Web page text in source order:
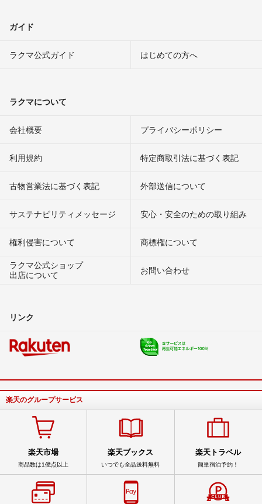
ガイド
ラクマ公式ガイド はじめての方へ
ラクマについて
会社概要 プライバシーポリシー
利用規約 特定商取引法に基づく表記
古物営業法に基づく表記 外部送信について
サステナビリティメッセージ 安心・安全のための取り組み
権利侵害について
商標権について
ラクマ公式ショップ
出店について
お問い合わせ
リンク
楽天のグループサービス
楽天市場
商品数は1億点以上
楽天ブックス
いつでも全品送料無料
楽天トラベル
簡単宿泊予約！